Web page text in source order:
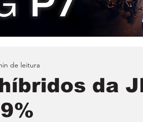
da
de leitura